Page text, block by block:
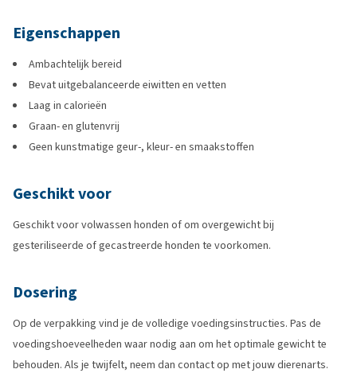
Eigenschappen
Ambachtelijk bereid
Bevat uitgebalanceerde eiwitten en vetten
Laag in calorieën
Graan- en glutenvrij
Geen kunstmatige geur-, kleur- en smaakstoffen
Geschikt voor
Geschikt voor volwassen honden of om overgewicht bij
gesteriliseerde of gecastreerde honden te voorkomen.
Dosering
Op de verpakking vind je de volledige voedingsinstructies. Pas de
voedingshoeveelheden waar nodig aan om het optimale gewicht te
behouden. Als je twijfelt, neem dan contact op met jouw dierenarts.